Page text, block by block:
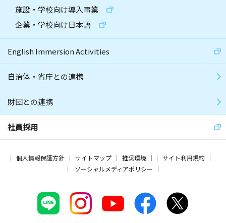
施設・学校向け導入事業
企業・学校向け日本語
English Immersion Activities
自治体・省庁との連携
財団との連携
社員採用
個人情報保護方針 サイトマップ 推奨環境
サイト利用規約
ソーシャルメディアポリシー